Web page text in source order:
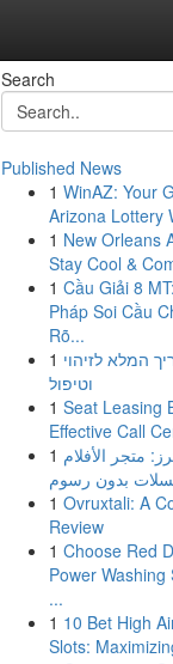
Search
Published News
1 WinAZ: Your
Arizona Lottery
1 New Orleans
Stay Cool &
1 Cầu Giải 8
Pháp Soi Cầu
Rõ...
1 המלא לזיהוי
וטיפול
1 Seat Leasing
Effective Call
1 متجر الأفلام
بدون رسوم
1 Ovruxtali: A
Review
1 Choose Red
Power Washing
...
1 10 Bet High
Slots: